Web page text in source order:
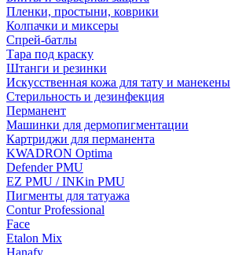
Пленки, простыни, коврики
Колпачки и миксеры
Спрей-батлы
Тара под краску
Штанги и резинки
Искусственная кожа для тату и манекены
Стерильность и дезинфекция
Перманент
Машинки для дермопигментации
Картриджи для перманента
KWADRON Optima
Defender PMU
EZ PMU / INKin PMU
Пигменты для татуажа
Contur Professional
Face
Etalon Mix
Hanafy